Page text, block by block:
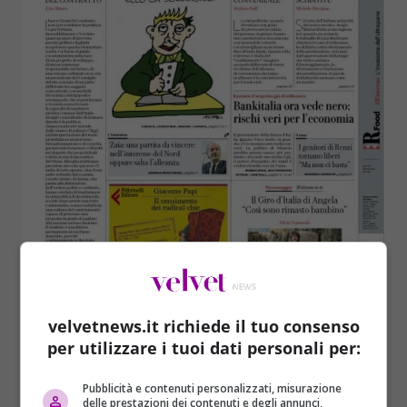
velvetnews.it richiede il tuo consenso
per utilizzare i tuoi dati personali per:
Pubblicità e contenuti personalizzati, misurazione
delle prestazioni dei contenuti e degli annunci,